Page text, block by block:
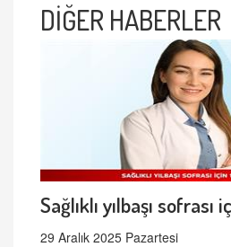
DİĞER HABERLER
Sağlıklı yılbaşı sofrası
29 Aralık 2025 Pazartesi